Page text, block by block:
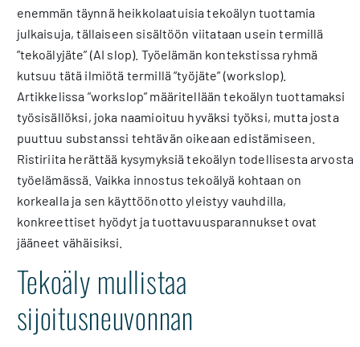
enemmän täynnä heikkolaatuisia tekoälyn tuottamia
julkaisuja, tällaiseen sisältöön viitataan usein termillä
”tekoälyjäte” (AI slop). Työelämän kontekstissa ryhmä
kutsuu tätä ilmiötä termillä ”työjäte” (workslop).
Artikkelissa ”workslop” määritellään tekoälyn tuottamaksi
työsisällöksi, joka naamioituu hyväksi työksi, mutta josta
puuttuu substanssi tehtävän oikeaan edistämiseen.
Ristiriita herättää kysymyksiä tekoälyn todellisesta arvosta
työelämässä. Vaikka innostus tekoälyä kohtaan on
korkealla ja sen käyttöönotto yleistyy vauhdilla,
konkreettiset hyödyt ja tuottavuusparannukset ovat
jääneet vähäisiksi.
Tekoäly mullistaa
sijoitusneuvonnan